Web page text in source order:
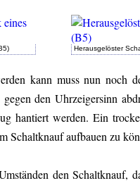
Herausgelöster
kann muss nun noch
den Uhrzeigersinn
hantiert werden. Ein
Schaltknauf aufbauen zu
den Schaltknauf,